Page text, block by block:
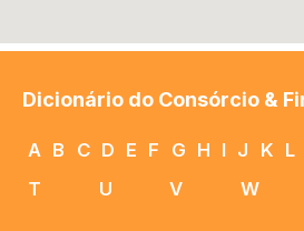
Dicionário do Consórcio &
A B C D E F G H I J K L
T
U V W